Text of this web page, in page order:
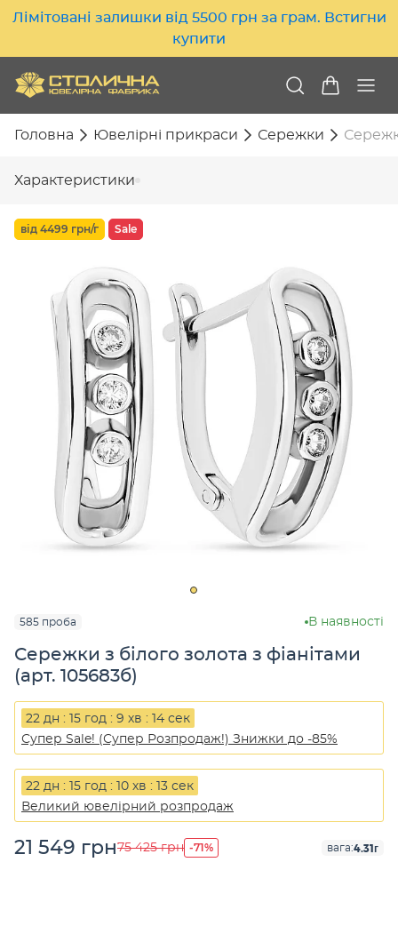
Лімітовані залишки від 5500 грн за грам. Встигни
купити
Головна Ювелірні прикраси Сережки
Характеристики
від 4499 грн/г Sale
585 проба В наявності
Сережки з білого золота з фіанітами
(арт. 105683б)
22 дн : 15 год : 9 хв : 14 сек
Супер Sale! (Супер Розпродаж!) Знижки до -85%
22 дн : 15 год : 10 хв : 13 сек
Великий ювелірний розпродаж
21 549 грн75 425 грн -71% вага:4.31г